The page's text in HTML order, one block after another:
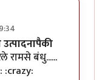
मोडक
रामसे बंधु......
:crazy: